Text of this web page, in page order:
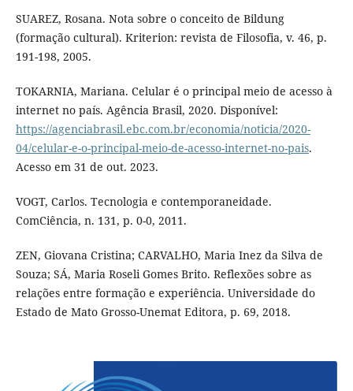
SUAREZ, Rosana. Nota sobre o conceito de Bildung
(formação cultural). Kriterion: revista de Filosofia, v. 46, p.
191-198, 2005.
TOKARNIA, Mariana. Celular é o principal meio de acesso à
internet no país. Agência Brasil, 2020. Disponível:
https://agenciabrasil.ebc.com.br/economia/noticia/2020-
04/celular-e-o-principal-meio-de-acesso-internet-no-pais.
Acesso em 31 de out. 2023.
VOGT, Carlos. Tecnologia e contemporaneidade.
ComCiência, n. 131, p. 0-0, 2011.
ZEN, Giovana Cristina; CARVALHO, Maria Inez da Silva de
Souza; SÁ, Maria Roseli Gomes Brito. Reflexões sobre as
relações entre formação e experiência. Universidade do
Estado de Mato Grosso-Unemat Editora, p. 69, 2018.